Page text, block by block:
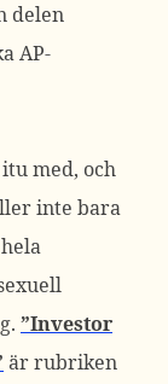
delen
AP-
med, och
inte bara
”Investor
är rubriken